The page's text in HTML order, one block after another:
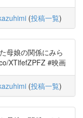
(投稿一覧)
母娘の関係にみら
XTlfefZPFZ #映画
(投稿一覧)